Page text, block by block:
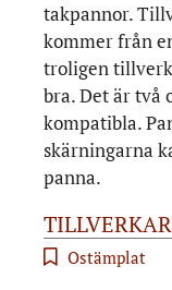
takpannor.
kommer från
troligen
bra. Det är två
kompatibla.
skärningarna
panna.
Ostämplat